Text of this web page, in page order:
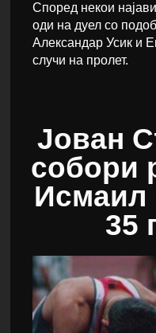
Според некои
оди на дуел со
Александар Усик и
случи на пролет.
Јован
собори
Исмаил
35